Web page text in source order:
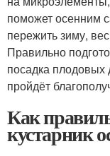
поможет осенним
пережить зиму,
Правильно
посадка плодовых
пройдёт
Как
кустарник